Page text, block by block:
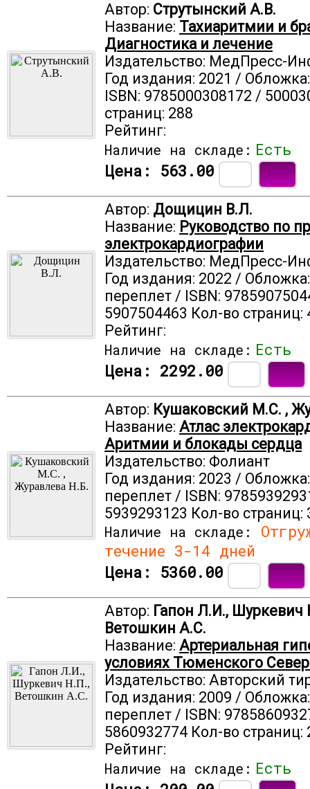
Автор: Струтынский А.В.
Название: Тахиаритмии и
Диагностика и лечение
Издательство: МедПресс-
Год издания: 2021 /
ISBN: 9785000308172 /
страниц: 288
Рейтинг:
Наличие на складе: Есть
Цена: 563.00
Автор: Дощицин В.Л.
Название: Руководство по
электрокардиографии
Издательство: МедПресс-
Год издания: 2022 /
переплет / ISBN:
5907504463 Кол-во страниц:
Рейтинг:
Наличие на складе: Есть
Цена: 2292.00
Автор: Кушаковский М.С. ,
Название: Атлас
Аритмии и блокады сердца
Издательство: Фолиант
Год издания: 2023 /
переплет / ISBN:
5939293123 Кол-во страниц:
Наличие на складе:
течение 3-14 дней
Цена: 5360.00
Автор: Гапон Л.И., Шуркевич
Ветошкин А.С.
Название: Артериальная
условиях Тюменского
Издательство: Авторский
Год издания: 2009 /
переплет / ISBN:
5860932774 Кол-во страниц:
Рейтинг:
Наличие на складе: Есть